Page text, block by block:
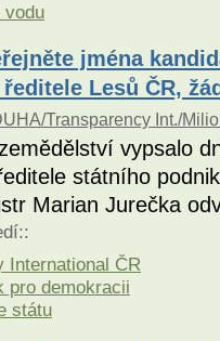
vodu
jména
Lesů ČR,
Transparency Int./
vypsalo
státního
Marian Jurečka
::
International ČR
pro demokracii
státu